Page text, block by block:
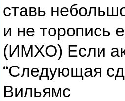
ставь
и не торопись
(ИМХО) Если
“Следующая
Вильямс